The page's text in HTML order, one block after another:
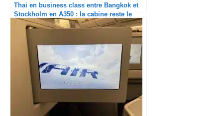
Thai en business class entre Bangkok et
Stockholm en A350 : la cabine reste le
point faible